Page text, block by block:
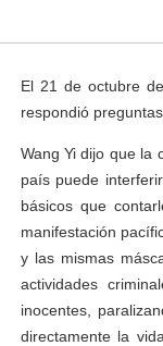
El 21 de octubre
respondió
Wang Yi dijo que la
país puede
básicos que
manifestación
y las mismas
actividades
inocentes,
directamente la